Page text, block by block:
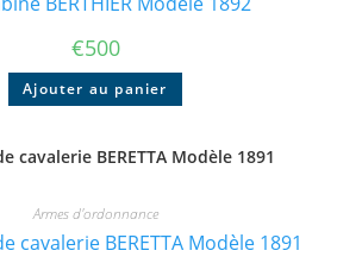
€500
Ajouter au panier
cavalerie BERETTA Modèle 1891
Armes d'ordonnance